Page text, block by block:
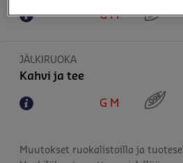
G M
JÄLKIRUOKA
Kahvi ja tee
G M
Muutokset ruokalistoilla ja